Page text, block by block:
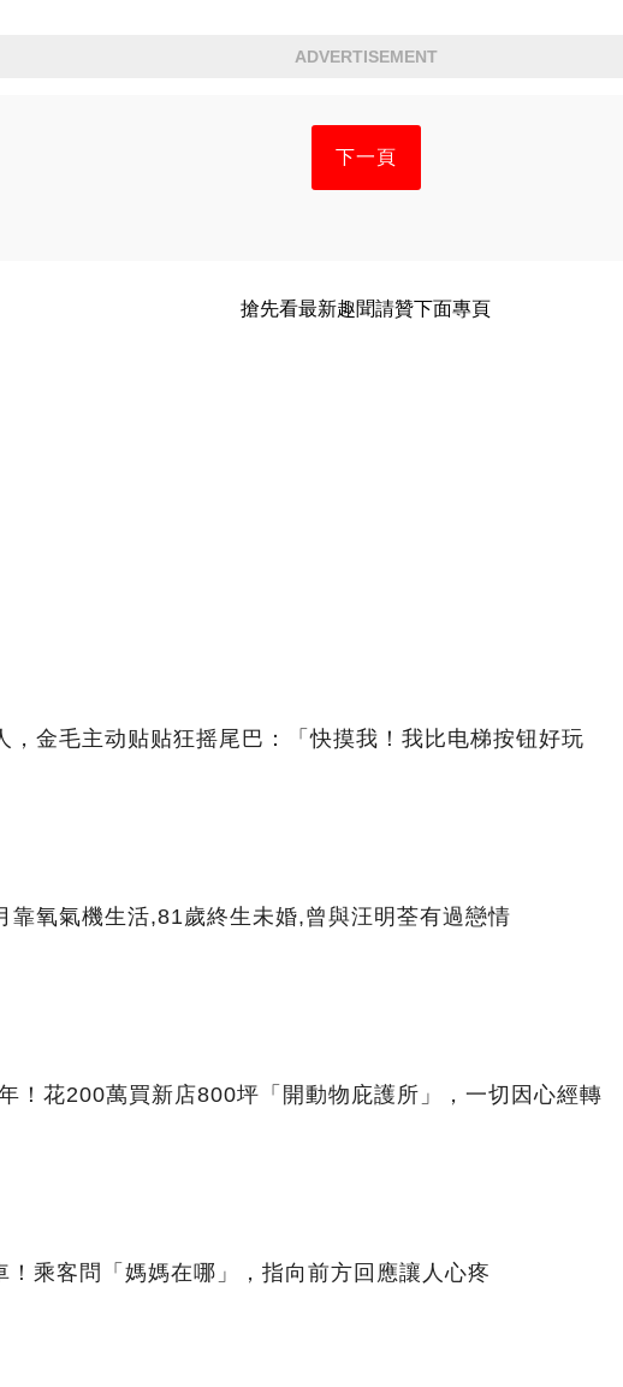
ADVERTISEMENT
下一頁
搶先看最新趣聞請贊下面專頁
，金毛主动贴贴狂摇尾巴：「快摸我！我比电梯按钮好玩
靠氧氣機生活,81歲終生未婚,曾與汪明荃有過戀情
！花200萬買新店800坪「開動物庇護所」，一切因心經轉
！乘客問「媽媽在哪」，指向前方回應讓人心疼